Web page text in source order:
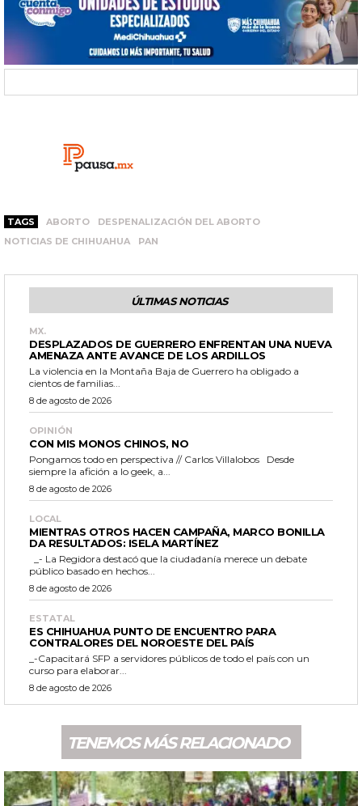
TAGS ABORTO
DESPENALIZACIÓN DEL ABORTO
NOTICIAS DE CHIHUAHUA
PAN
ÚLTIMAS NOTICIAS
MX.
DESPLAZADOS DE GUERRERO ENFRENTAN UNA NUEVA
AMENAZA ANTE AVANCE DE LOS ARDILLOS
La violencia en la Montaña Baja de Guerrero ha obligado a
cientos de familias...
8 de agosto de 2026
OPINIÓN
CON MIS MONOS CHINOS, NO
Pongamos todo en perspectiva // Carlos Villalobos Desde
siempre la afición a lo geek, a...
8 de agosto de 2026
LOCAL
MIENTRAS OTROS HACEN CAMPAÑA, MARCO BONILLA
DA RESULTADOS: ISELA MARTÍNEZ
público basado en hechos...
8 de agosto de 2026
ESTATAL
ES CHIHUAHUA PUNTO DE ENCUENTRO PARA
CONTRALORES DEL NOROESTE DEL PAÍS
_-Capacitará SFP a servidores públicos de todo el país con un
curso para elaborar...
8 de agosto de 2026
TENEMOS MÁS RELACIONADO